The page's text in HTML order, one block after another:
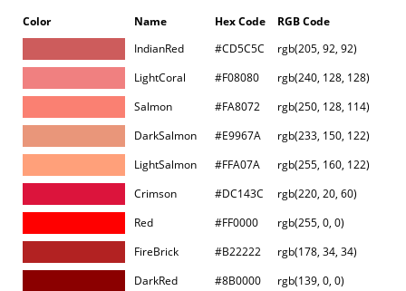
Color Name Hex Code
RGB Code
IndianRed
#CD5C5C
rgb(205, 92, 92)
LightCoral
#F08080
rgb(240, 128, 128)
Salmon
#FA8072
rgb(250, 128, 114)
DarkSalmon
#E9967A
rgb(233, 150, 122)
LightSalmon
#FFA07A
rgb(255, 160, 122)
Crimson
#DC143C
rgb(220, 20, 60)
Red
#FF0000
rgb(255, 0, 0)
FireBrick
#B22222
rgb(178, 34, 34)
DarkRed
#8B0000 rgb(139, 0, 0)